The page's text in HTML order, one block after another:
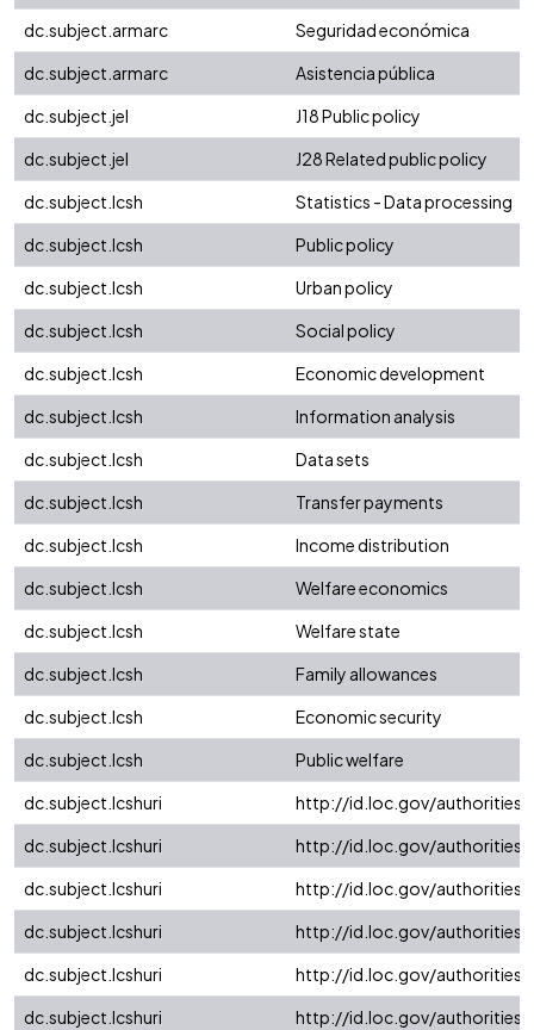
dc.subject.armarc
Seguridad económica
dc.subject.armarc
Asistencia pública
dc.subject.jel
J18 Public policy
dc.subject.jel
J28 Related public policy
dc.subject.lcsh
Statistics - Data processing
dc.subject.lcsh
Public policy
dc.subject.lcsh
Urban policy
dc.subject.lcsh
Social policy
dc.subject.lcsh
Economic development
dc.subject.lcsh
Information analysis
dc.subject.lcsh
Data sets
dc.subject.lcsh
Transfer payments
dc.subject.lcsh
Income distribution
dc.subject.lcsh
Welfare economics
dc.subject.lcsh
Welfare state
dc.subject.lcsh
Family allowances
dc.subject.lcsh
Economic security
dc.subject.lcsh
Public welfare
dc.subject.lcshuri
http://id.loc.gov/authorities/
dc.subject.lcshuri
http://id.loc.gov/authorities/
dc.subject.lcshuri
http://id.loc.gov/authorities/
dc.subject.lcshuri
http://id.loc.gov/authorities/
dc.subject.lcshuri
http://id.loc.gov/
dc.subject.lcshuri
http://id.loc.gov/authorities/